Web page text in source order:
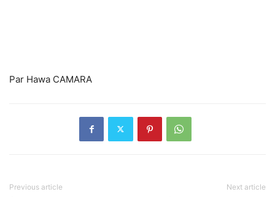
Par Hawa CAMARA
Previous article Next article